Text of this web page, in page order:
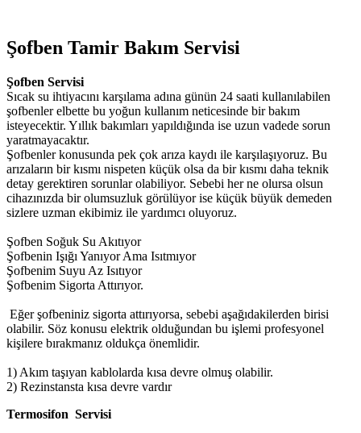
Şofben Tamir Bakım Servisi
Şofben Servisi
Sıcak su ihtiyacını karşılama adına günün 24 saati kullanılabilen
şofbenler elbette bu yoğun kullanım neticesinde bir bakım
isteyecektir. Yıllık bakımları yapıldığında ise uzun vadede sorun
yaratmayacaktır.
Şofbenler konusunda pek çok arıza kaydı ile karşılaşıyoruz. Bu
arızaların bir kısmı nispeten küçük olsa da bir kısmı daha teknik
detay gerektiren sorunlar olabiliyor. Sebebi her ne olursa olsun
cihazınızda bir olumsuzluk görülüyor ise küçük büyük demeden
sizlere uzman ekibimiz ile yardımcı oluyoruz.
Şofben Soğuk Su Akıtıyor
Şofbenin Işığı Yanıyor Ama Isıtmıyor
Şofbenim Suyu Az Isıtıyor
Şofbenim Sigorta Attırıyor.
Eğer şofbeniniz sigorta attırıyorsa, sebebi aşağıdakilerden birisi
olabilir. Söz konusu elektrik olduğundan bu işlemi profesyonel
kişilere bırakmanız oldukça önemlidir.
1) Akım taşıyan kablolarda kısa devre olmuş olabilir.
2) Rezinstansta kısa devre vardır
Termosifon Servisi